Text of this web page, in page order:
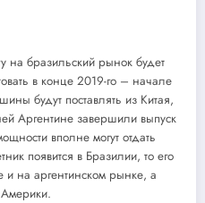
на бразильский рынок будет
в конце 2019-го – начале
будут поставлять из Китая,
Аргентине завершили выпуск
вполне могут отдать
появится в Бразилии, то его
и на аргентинском рынке, а